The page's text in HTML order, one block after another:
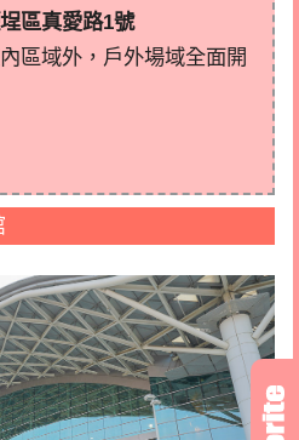
區真愛路1號
區域外，戶外場域全面開